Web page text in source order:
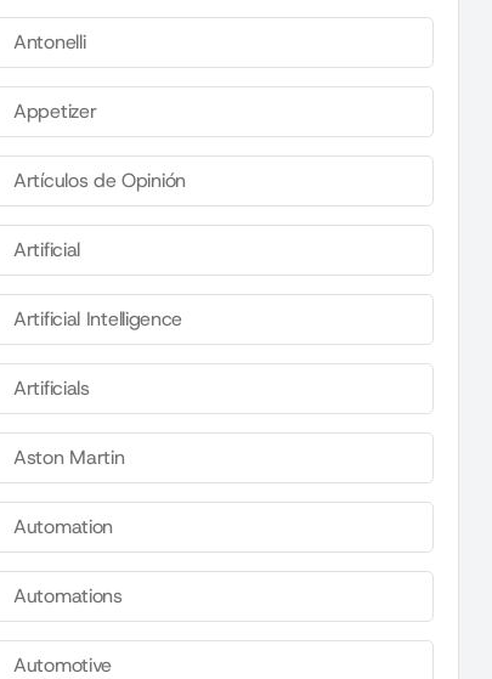
Antonelli
Appetizer
Artículos de Opinión
Artificial
Artificial Intelligence
Artificials
Aston Martin
Automation
Automations
Automotive